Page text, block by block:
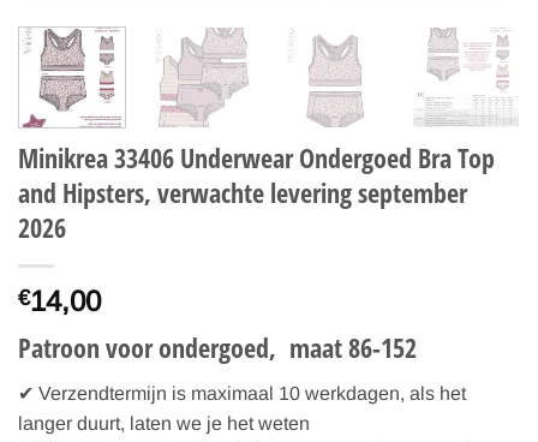
Minikrea 33406 Underwear Ondergoed Bra Top
and Hipsters, verwachte levering september
2026
€14,00
Patroon voor ondergoed, maat 86-152
✔ Verzendtermijn is maximaal 10 werkdagen, als het
langer duurt, laten we je het weten